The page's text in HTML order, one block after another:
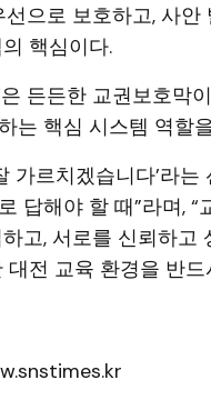
으로 보호하고, 사
핵심이다.
든든한 교권보호막
는 핵심 시스템 역할
가르치겠습니다’라
답해야 할 때”라며,
고, 서로를 신뢰하고
전 교육 환경을 반